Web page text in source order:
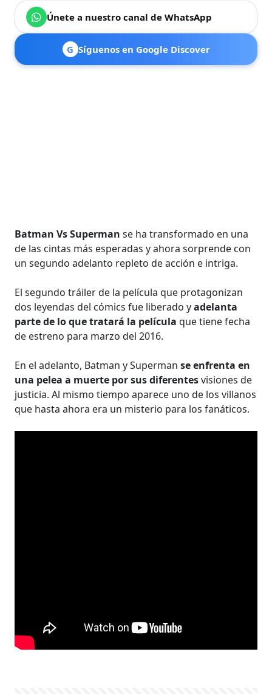
Únete a nuestro canal de WhatsApp
G Síguenos en Google Discover
Batman Vs Superman se ha transformado en una
de las cintas más esperadas y ahora sorprende con
un segundo adelanto repleto de acción e intriga.
El segundo tráiler de la película que protagonizan
dos leyendas del cómics fue liberado yadelanta
parte de lo que tratará la películaque tiene fecha
de estreno para marzo del 2016.
En el adelanto, Batman y Supermanse enfrenta en
una pelea a muerte por sus diferentesvisiones de
justicia. Al mismo tiempo aparece uno de los villanos
que hasta ahora era un misterio para los fanáticos.